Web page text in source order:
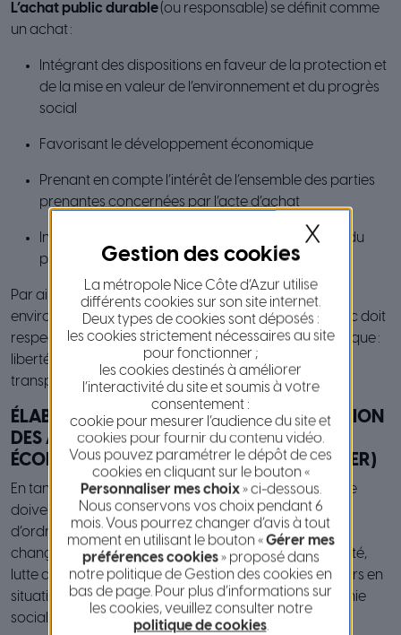
L’achat public durable(ou responsable) se définit comme
un achat :
Intégrant des dispositions en faveur de la protection et
de la mise en valeur de l’environnement et du progrès
social
Favorisant le développement économique
Prenant en compte l’intérêt de l’ensemble des parties
prenantes concernées par l’acte d’achat
Incluant toutes les étapes du marché et de la vie du
produit (ou de la prestation)
Par ailleurs, l’intégration des considérations
environnementales ou sociales dans un marché public doit
respecter les grands principes de la commande publique :
liberté d’accès, égalité de traitement des candidats,
transparence des procédures.
ÉLABORATION DES SCHÉMAS DE PROMOTION
DES ACHATS PUBLICS SOCIALEMENT ET
ÉCOLOGIQUEMENT RESPONSABLES (SPASER)
En tant que collectivités, la Ville de Nice et la Métropole
doivent faire face à de nombreuses problématiques
d’ordre environnemental, écologique et social :
changement climatique, préservation de la biodiversité,
lutte contre les discriminations, inclusion des travailleurs en
situation de handicap, développement d’une économie
sociale et solidaire…
X
La métropole Nice Côte d’Azur utilise
différents cookies sur son site internet.
Deux types de cookies sont déposés :
les cookies strictement nécessaires au site
pour fonctionner ;
les cookies destinés à améliorer
l’interactivité du site et soumis à votre
consentement :
cookie pour mesurer l’audience du site et
cookies pour fournir du contenu vidéo.
Vous pouvez paramétrer le dépôt de ces
cookies en cliquant sur le bouton «
Personnaliser mes choix» ci-dessous.
Nous conservons vos choix pendant 6
mois. Vous pourrez changer d’avis à tout
moment en utilisant le bouton «Gérer mes
préférences cookies» proposé dans
notre politique de Gestion des cookies en
bas de page. Pour plus d’informations sur
les cookies, veuillez consulter notre
politique de cookies.